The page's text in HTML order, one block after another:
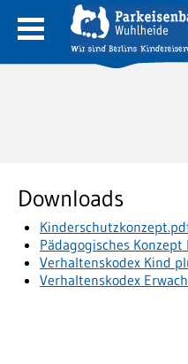
Downloads
Pädagogisches Konzept
Verhaltenskodex Kind
Verhaltenskodex